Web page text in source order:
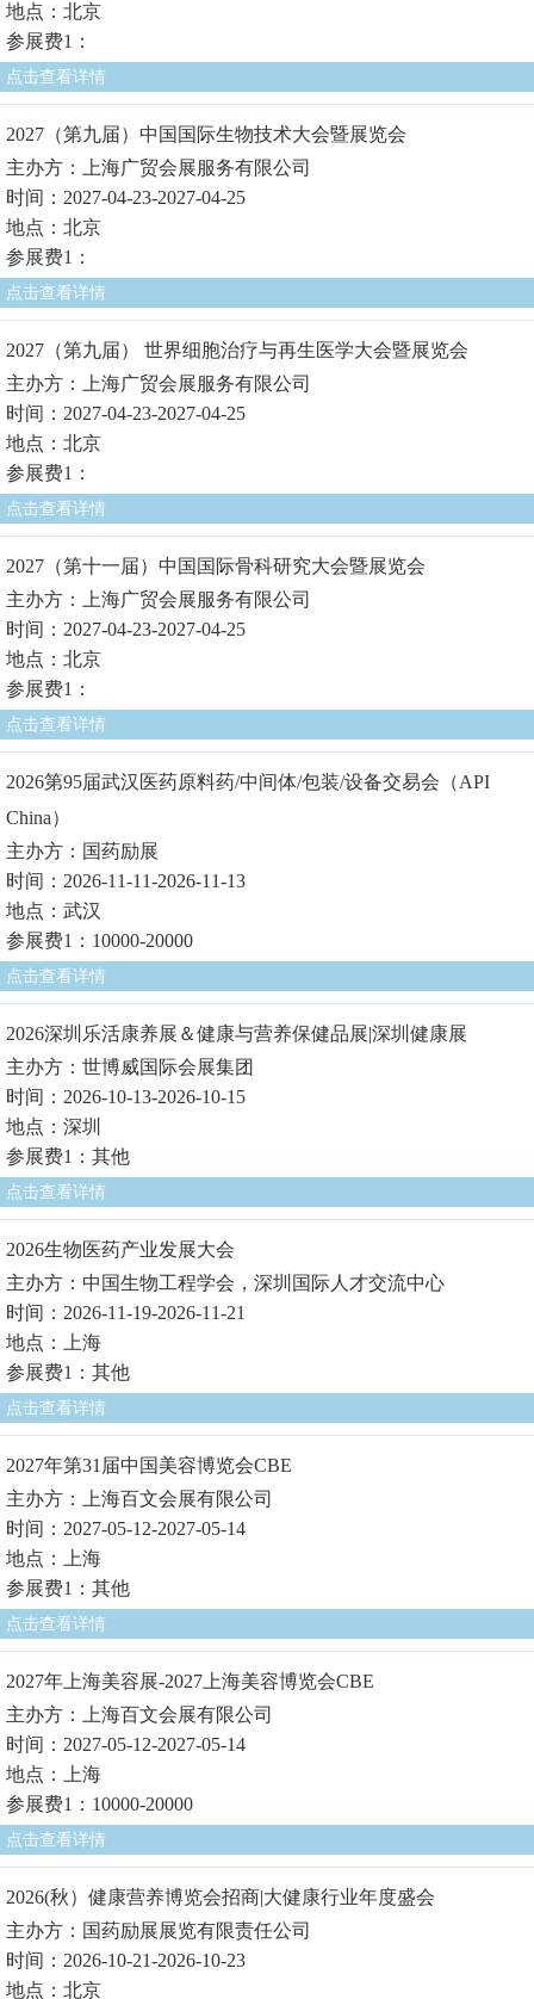
地点：北京
参展费1：
点击查看详情
2027（第九届）中国国际生物技术大会暨展览会
主办方：上海广贸会展服务有限公司
时间：2027-04-23-2027-04-25
地点：北京
参展费1：
点击查看详情
2027（第九届） 世界细胞治疗与再生医学大会暨展览会
主办方：上海广贸会展服务有限公司
时间：2027-04-23-2027-04-25
地点：北京
参展费1：
点击查看详情
2027（第十一届）中国国际骨科研究大会暨展览会
主办方：上海广贸会展服务有限公司
时间：2027-04-23-2027-04-25
地点：北京
参展费1：
点击查看详情
2026第95届武汉医药原料药/中间体/包装/设备交易会（API
China）
主办方：国药励展
时间：2026-11-11-2026-11-13
地点：武汉
参展费1：10000-20000
点击查看详情
2026深圳乐活康养展＆健康与营养保健品展|深圳健康展
主办方：世博威国际会展集团
时间：2026-10-13-2026-10-15
地点：深圳
参展费1：其他
点击查看详情
2026生物医药产业发展大会
主办方：中国生物工程学会，深圳国际人才交流中心
时间：2026-11-19-2026-11-21
地点：上海
参展费1：其他
点击查看详情
2027年第31届中国美容博览会CBE
主办方：上海百文会展有限公司
时间：2027-05-12-2027-05-14
地点：上海
参展费1：其他
点击查看详情
2027年上海美容展-2027上海美容博览会CBE
主办方：上海百文会展有限公司
时间：2027-05-12-2027-05-14
地点：上海
参展费1：10000-20000
点击查看详情
2026(秋）健康营养博览会招商|大健康行业年度盛会
主办方：国药励展展览有限责任公司
时间：2026-10-21-2026-10-23
地点：北京